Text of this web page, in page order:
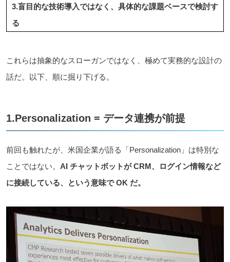
3.盲目的な技術導入ではなく、具体的な課題ベースで検討す
る
これらは抽象的なスローガンではなく、極めて実務的な設計の
話だ。以下、順に掘り下げる。
1.Personalization = データ連携が前提
前回も触れたが、米国企業が語る「Personalization」は特別な
ことではない。 AI チャットボットが CRM、ログイン情報など
に接続している、という意味で OK だ。